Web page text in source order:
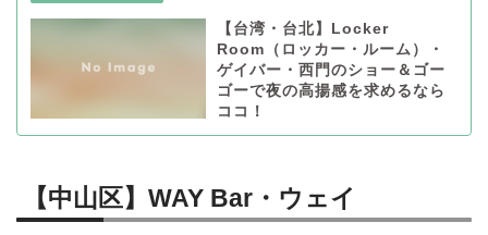
【台湾・台北】Locker
Room（ロッカー・ルーム）・
ゲイバー・西門のショー＆ゴー
ゴーで夜の高揚感を求めるなら
ココ！
【中山区】WAY Bar・ウェイ